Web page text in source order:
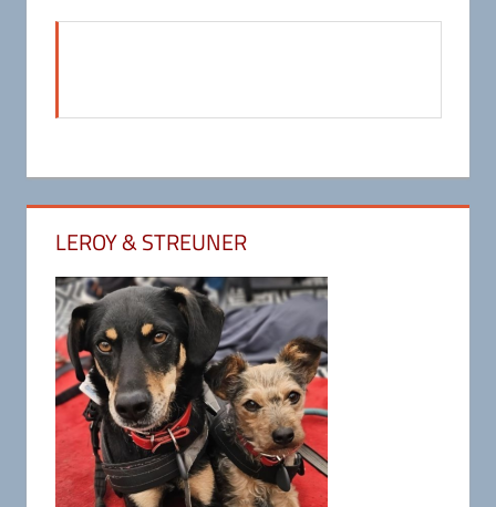
LEROY & STREUNER